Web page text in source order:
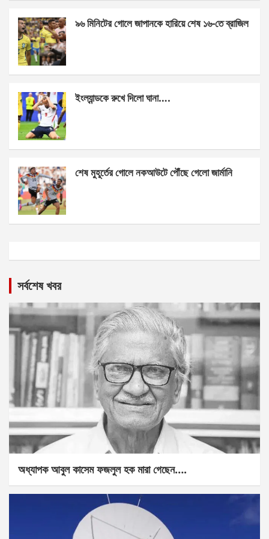
k
p
৯৬ মিনিটের গোলে জাপানকে হারিয়ে শেষ ১৬-তে ব্রাজিল
ইংল্যান্ডকে রুখে দিলো ঘানা….
শেষ মুহূর্তের গোলে নকআউটে পৌঁছে গেলো জার্মানি
সর্বশেষ খবর
অধ্যাপক আবুল কাসেম ফজলুল হক মারা গেছেন….